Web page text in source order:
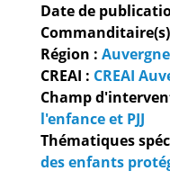
Date de
Région :
CREAI : CREAI
Champ
l'enfance et PJJ
Thématiques
des enfants